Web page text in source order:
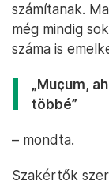
számítanak.
még mindig
száma is
„Muçum,
többé”
– mondta.
Szakértők